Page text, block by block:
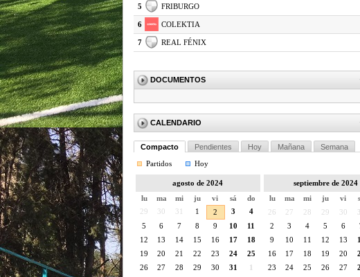
5 FRIBURGO
6 COLEKTIA
7 REAL FÉNIX
DOCUMENTOS
CALENDARIO
Compacto Pendientes Hoy Mañana
Semana
Partidos
Hoy
agosto de 2024
lu
ma mi ju vi sá
do
29
30 31 1 2 3
4
5
6 7 8 9 10
11
12
13 14 15 16 17
18
19
20 21 22 23 24
25
26
27 28 29 30 31
septiembre de 2024
lu
ma mi ju vi
26
27 28 29 30
2
3 4 5 6
9
10 11 12 13
16
17 18 19 20
23
24 25 26 27